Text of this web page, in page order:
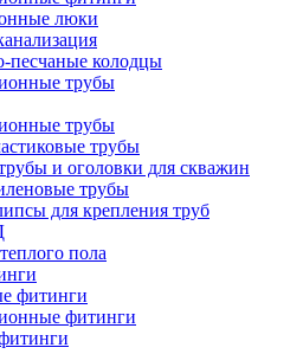
люки
песчаные колодцы
трубы
трубы
трубы
и оголовки для скважин
трубы
для крепления труб
пола
фитинги
фитинги